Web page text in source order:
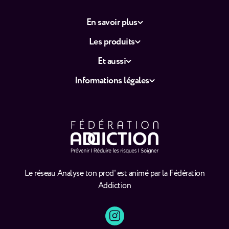
Le réseau Analyse ton prod' est animé par la Fédération
Addiction
En savoir plus
Les produits
Et aussi
Informations légales